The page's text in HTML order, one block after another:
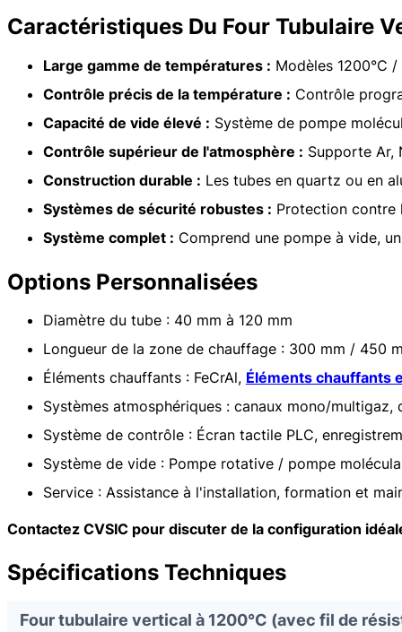
Caractéristiques Du Four Tubulaire
Large gamme de températures : Modèles 1200°C
Contrôle précis de la température : Contrôle
Capacité de vide élevé : Système de pompe
Contrôle supérieur de l'atmosphère : Supporte Ar,
Construction durable : Les tubes en quartz ou en
Systèmes de sécurité robustes : Protection contre
Système complet : Comprend une pompe à vide,
Options Personnalisées
Diamètre du tube : 40 mm à 120 mm
Longueur de la zone de chauffage : 300 mm / 450
Éléments chauffants : FeCrAl, Éléments chauffants
Systèmes atmosphériques : canaux mono/
Système de contrôle : Écran tactile PLC,
Système de vide : Pompe rotative / pompe
Service : Assistance à l'installation, formation et
Contactez CVSIC pour discuter de la configuration
Spécifications Techniques
Four tubulaire vertical à 1200°C (avec fil de